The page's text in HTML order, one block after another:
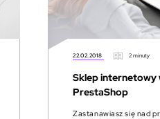
22.02.2018 2 minuty
Sklep internetowy
PrestaShop
Zastanawiasz się nad